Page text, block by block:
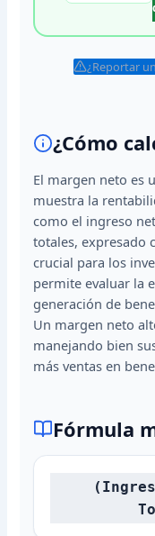
¿Reportar
¿Cómo
El margen neto es
muestra la
como el ingreso
totales, expresado
crucial para los
permite evaluar la
generación de
Un margen neto
manejando bien
más ventas en
Fórmula